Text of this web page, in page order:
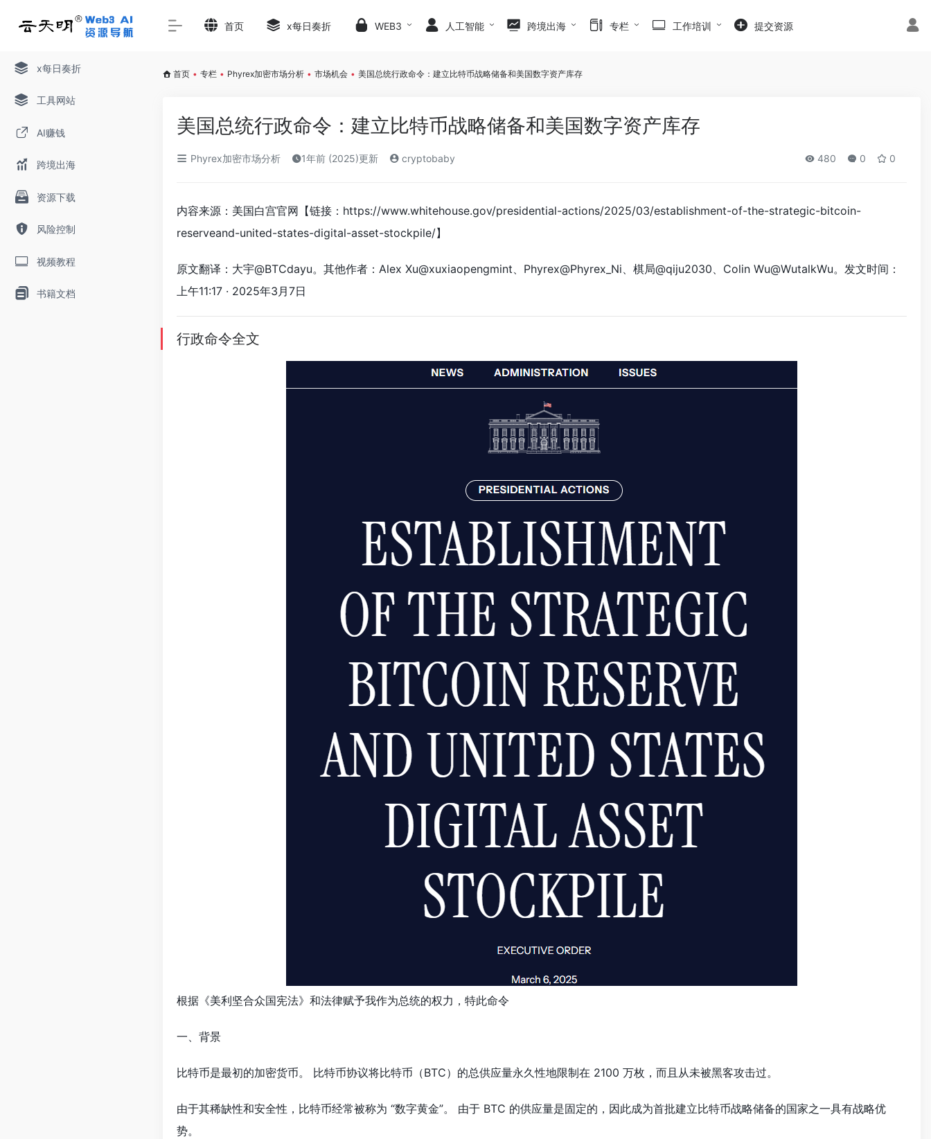
x每日奏折
工具网站
AI赚钱
跨境出海
资源下载
风险控制
视频教程
书籍文档
首页 x每日奏折 WEB3 人工智能 跨境出海 专栏 工作培训 提交资源
首页 • 专栏 • Phyrex加密市场分析 • 市场机会 • 美国总统行政命令：建立比特币战略储备和美国数字资产库存
美国总统行政命令：建立比特币战略储备和美国数字资产库存
Phyrex加密市场分析 1年前 (2025)更新 cryptobaby 480 0 0
内容来源：美国白宫官网【链接：https://www.whitehouse.gov/presidential-actions/2025/03/establishment-of-the-strategic-bitcoin-
reserveand-united-states-digital-asset-stockpile/】
原文翻译：大宇@BTCdayu。其他作者：Alex Xu@xuxiaopengmint、Phyrex@Phyrex_Ni、棋局@qiju2030、Colin Wu@WutalkWu。发文时间：
上午11:17 · 2025年3月7日
行政命令全文
根据《美利坚合众国宪法》和法律赋予我作为总统的权力，特此命令
一、背景
比特币是最初的加密货币。 比特币协议将比特币（BTC）的总供应量永久性地限制在 2100 万枚，而且从未被黑客攻击过。
由于其稀缺性和安全性，比特币经常被称为 “数字黄金”。 由于 BTC 的供应量是固定的，因此成为首批建立比特币战略储备的国家之一具有战略优
势。